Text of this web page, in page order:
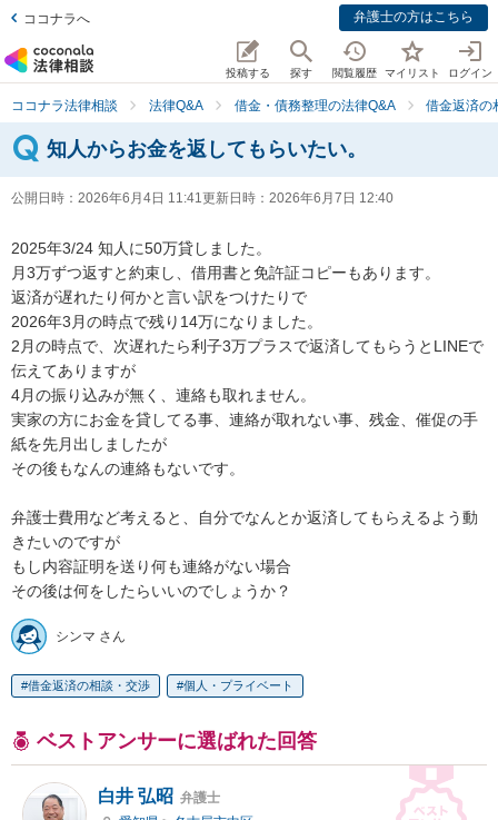
ココナラへ 弁護士の方はこちら
投稿する 探す 閲覧履歴 マイリスト ログイン
ココナラ法律相談 法律Q&A 借金・債務整理の法律Q&A 借金返済の
知人からお金を返してもらいたい。
公開日時： 2026年6月4日 11:41更新日時： 2026年6月7日 12:40
2025年3/24 知人に50万貸しました。
月3万ずつ返すと約束し、借用書と免許証コピーもあります。
返済が遅れたり何かと言い訳をつけたりで
2026年3月の時点で残り14万になりました。
2月の時点で、次遅れたら利子3万プラスで返済してもらうとLINEで
伝えてありますが
4月の振り込みが無く、連絡も取れません。
実家の方にお金を貸してる事、連絡が取れない事、残金、催促の手
紙を先月出しましたが
その後もなんの連絡もないです。
弁護士費用など考えると、自分でなんとか返済してもらえるよう動
きたいのですが
もし内容証明を送り何も連絡がない場合
その後は何をしたらいいのでしょうか？
シンマ さん
借金返済の相談・交渉 個人・プライベート
ベストアンサーに選ばれた回答
白井 弘昭 弁護士